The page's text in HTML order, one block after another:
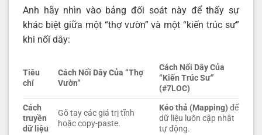
Anh hãy nhìn vào bảng đối soát này để thấy sự
khác biệt giữa một “thợ vườn” và một “kiến trúc sư”
khi nối dây:
Tiêu
chí
Cách Nối Dây Của “Thợ
Vườn”
Cách Nối Dây Của
“Kiến Trúc Sư”
(#7LOC)
Cách
truyền
dữ liệu
Gõ tay các giá trị tĩnh
hoặc copy-paste.
Kéo thả (Mapping) để
dữ liệu luôn cập nhật
tự động.